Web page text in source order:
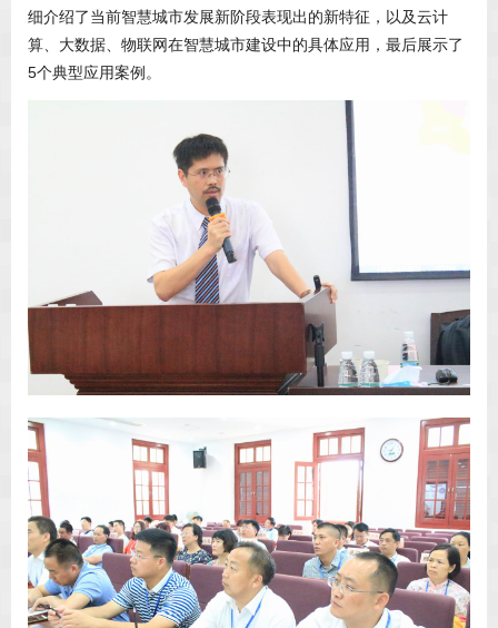
细介绍了当前智慧城市发展新阶段表现出的新特征，以及云计
算、大数据、物联网在智慧城市建设中的具体应用，最后展示了
5个典型应用案例。